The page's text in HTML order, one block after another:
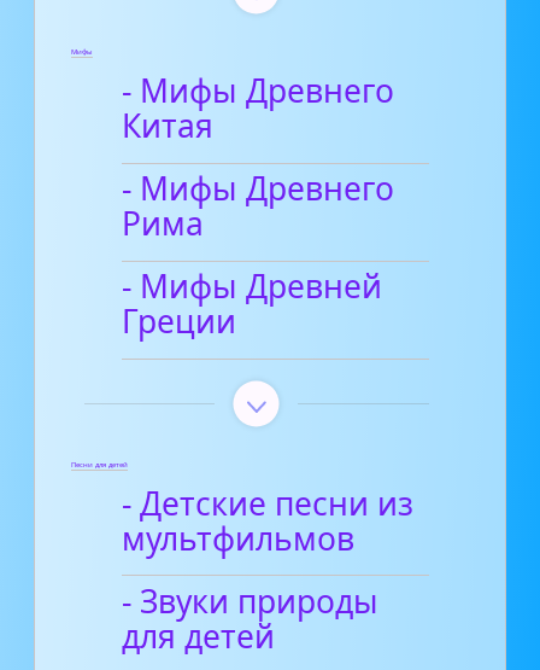
Мифы
- Мифы Древнего
Китая
- Мифы Древнего
Рима
- Мифы Древней
Греции
Песни для детей
- Детские песни из
мультфильмов
- Звуки природы
для детей